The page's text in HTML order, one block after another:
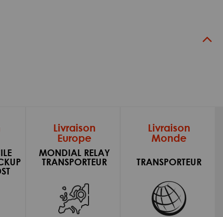
Livraison
Europe
MONDIAL RELAY
TRANSPORTEUR
Livraison
Monde
TRANSPORTEUR